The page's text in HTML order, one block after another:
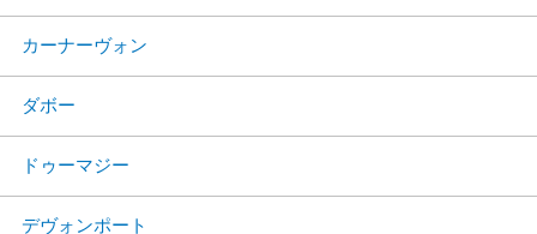
カーナーヴォン
ダボー
ドゥーマジー
デヴォンポート